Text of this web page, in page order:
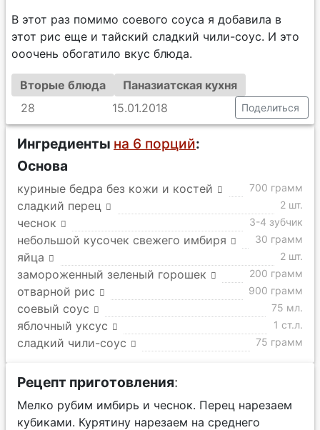
В этот раз помимо соевого соуса я добавила в
этот рис еще и тайский сладкий чили-соус. И это
ооочень обогатило вкус блюда.
Вторые блюда
Паназиатская кухня
28
15.01.2018 Поделиться
Ингредиенты на 6 порций:
Основа
куриные бедра без кожи и костей 700 грамм
сладкий перец 2 шт.
чеснок 3-4 зубчик
небольшой кусочек свежего имбиря 30 грамм
яйца 2 шт.
замороженный зеленый горошек 200 грамм
отварной рис 900 грамм
соевый соус 75 мл.
яблочный уксус 1 ст.л.
сладкий чили-соус 75 грамм
Рецепт приготовления:
Мелко рубим имбирь и чеснок. Перец нарезаем
кубиками. Курятину нарезаем на среднего